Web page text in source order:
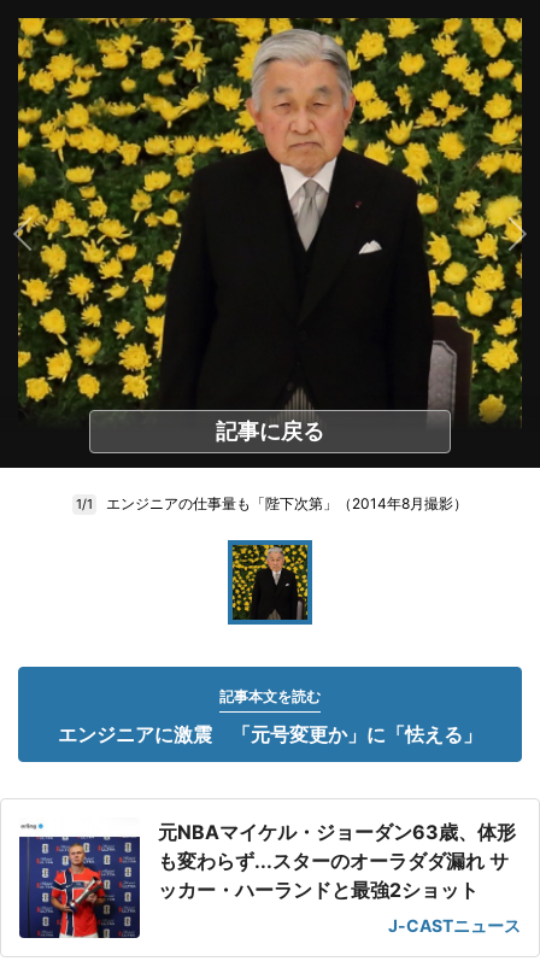
記事に戻る
1/1 エンジニアの仕事量も「陛下次第」（2014年8月撮影）
記事本文を読む
エンジニアに激震 「元号変更か」に「怯える」
元NBAマイケル・ジョーダン63歳、体形
も変わらず...スターのオーラダダ漏れ サ
ッカー・ハーランドと最強2ショット
J-CASTニュース